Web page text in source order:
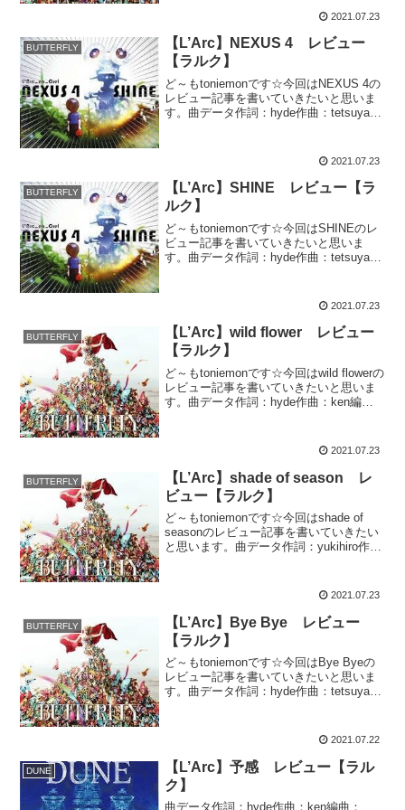
童謡的な印象のある曲です。歌...2021.07.23
BUTTERFLY
【L’Arc】NEXUS 4 レビュー
【ラルク】
ど～もtoniemonです☆今回はNEXUS 4の
レビュー記事を書いていきたいと思いま
す。曲データ作詞：hyde作曲：tetsuya編
2021.07.23
BUTTERFLY
【L’Arc】SHINE レビュー【ラ
ルク】
ど～もtoniemonです☆今回はSHINEのレ
ビュー記事を書いていきたいと思いま
す。曲データ作詞：hyde作曲：tetsuya編
2021.07.23
BUTTERFLY
【L’Arc】wild flower レビュー
【ラルク】
ど～もtoniemonです☆今回はwild flowerの
レビュー記事を書いていきたいと思いま
す。曲データ作詞：hyde作曲：ken編
2021.07.23
BUTTERFLY
【L’Arc】shade of season レ
ビュー【ラルク】
ど～もtoniemonです☆今回はshade of
seasonのレビュー記事を書いていきたい
と思います。曲データ作詞：yukihiro作
2021.07.23
BUTTERFLY
【L’Arc】Bye Bye レビュー
【ラルク】
ど～もtoniemonです☆今回はBye Byeの
レビュー記事を書いていきたいと思いま
す。曲データ作詞：hyde作曲：tetsuya編
2021.07.22
DUNE
【L’Arc】予感 レビュー【ラル
ク】
曲データ作詞：hyde作曲：ken編曲：